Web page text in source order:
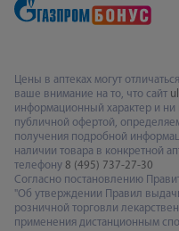
Цены в аптеках могут
ваше внимание на то, что сайт
информационный характер и ни
публичной офертой,
получения подробной
наличии товара в конкретной
телефону 8 (495) 737-27-30
Согласно постановлению
"Об утверждении Правил
розничной торговли
применения дистанционным